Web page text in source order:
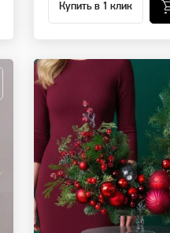
Купить в 1 клик